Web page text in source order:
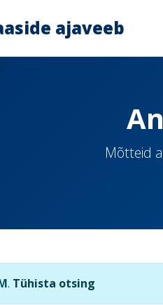
ajaveeb
Mõtteid
. Tühista otsing